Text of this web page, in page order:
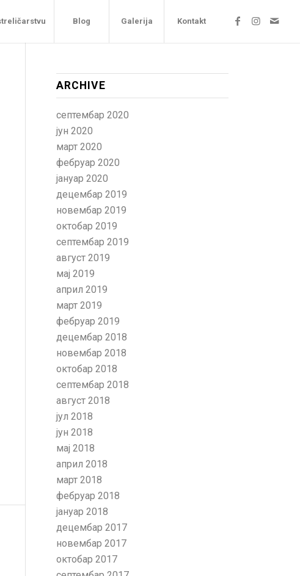
Blog Galerija Kontakt
ARCHIVE
септембар 2020
јун 2020
март 2020
фебруар 2020
јануар 2020
децембар 2019
новембар 2019
октобар 2019
септембар 2019
август 2019
мај 2019
април 2019
март 2019
фебруар 2019
децембар 2018
новембар 2018
октобар 2018
септембар 2018
август 2018
јул 2018
јун 2018
мај 2018
април 2018
март 2018
фебруар 2018
јануар 2018
децембар 2017
новембар 2017
октобар 2017